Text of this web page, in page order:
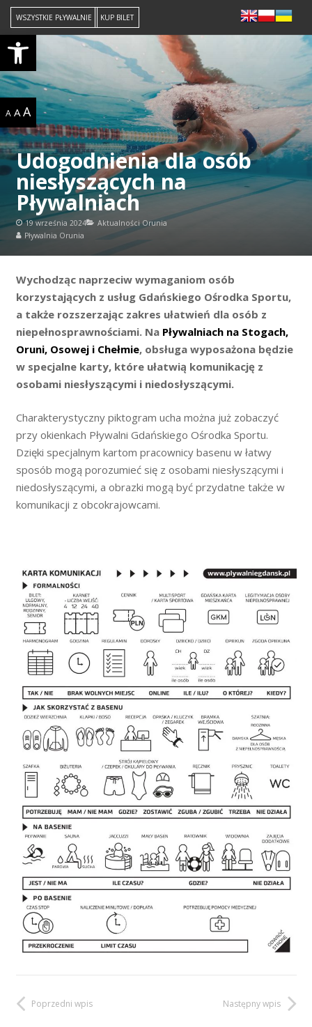
Open toolbar
WSZYSTKIE PŁYWALNIE KUP BILET
A A A
Udogodnienia dla osób
niesłyszących na
Pływalniach
19 września 2024
Aktualności Orunia
Pływalnia Orunia
Wychodząc naprzeciw wymaganiom osób
korzystających z usług Gdańskiego Ośrodka Sportu,
a także rozszerzając zakres ułatwień dla osób z
niepełnosprawnościami. Na Pływalniach na Stogach,
Oruni, Osowej i Chełmie, obsługa wyposażona będzie
w specjalne karty, które ułatwią komunikację z
osobami niesłyszącymi i niedosłyszącymi.
Charakterystyczny piktogram ucha można już zobaczyć
przy okienkach Pływalni Gdańskiego Ośrodka Sportu.
Dzięki specjalnym kartom pracownicy basenu w łatwy
sposób mogą porozumieć się z osobami niesłyszącymi i
niedosłyszącymi, a obrazki mogą być przydatne także w
komunikacji z obcokrajowcami.
Poprzedni wpis Następny wpis